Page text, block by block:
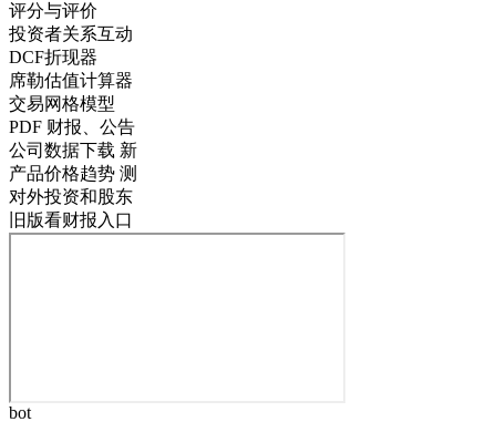
评分与评价
投资者关系互动
DCF折现器
席勒估值计算器
交易网格模型
PDF 财报、公告
公司数据下载 新
产品价格趋势 测
对外投资和股东
旧版看财报入口
bot